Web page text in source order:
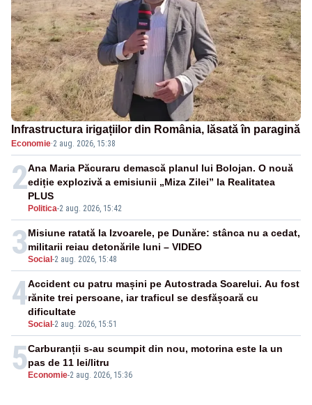
Infrastructura irigațiilor din România, lăsată în paragină
Economie·2 aug. 2026, 15:38
2
Politica-2 aug. 2026, 15:42
Ana Maria Păcuraru demască planul lui Bolojan. O nouă
ediție explozivă a emisiunii „Miza Zilei” la Realitatea
PLUS
3Social -2 aug. 2026, 15:48
Misiune ratată la Izvoarele, pe Dunăre: stânca nu a cedat,
militarii reiau detonările luni – VIDEO
4
Social -2 aug. 2026, 15:51
Accident cu patru mașini pe Autostrada Soarelui. Au fost
rănite trei persoane, iar traficul se desfășoară cu
dificultate
5 Economie-2 aug. 2026, 15:36
Carburanții s-au scumpit din nou, motorina este la un
pas de 11 lei/litru